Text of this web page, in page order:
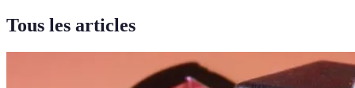
Tous les articles